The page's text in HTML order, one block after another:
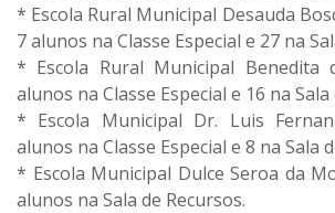
* Escola Rural Municipal Desauda
7 alunos na Classe Especial e 27 na
* Escola Rural Municipal Benedita
alunos na Classe Especial e 16 na Sala
* Escola Municipal Dr. Luis
alunos na Classe Especial e 8 na Sala
* Escola Municipal Dulce Seroa da
alunos na Sala de Recursos.